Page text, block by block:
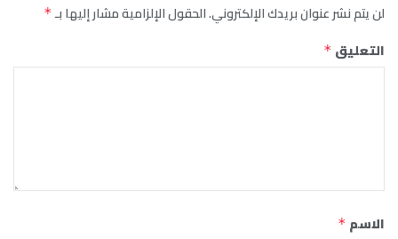
لن يتم نشر عنوان بريدك الإلكتروني.الحقول الإلزامية مشار إليها بـ*
التعليق *
الاسم *